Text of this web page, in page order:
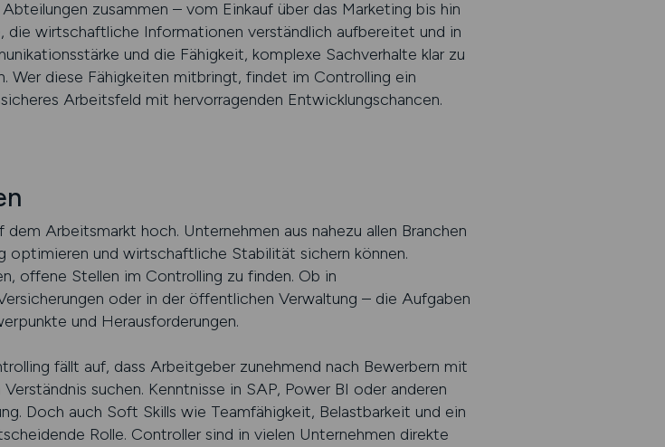
zusammen – vom Einkauf über das Marketing bis hin
die wirtschaftliche Informationen verständlich aufbereitet und in
und die Fähigkeit, komplexe Sachverhalte klar zu
Wer diese Fähigkeiten mitbringt, findet im Controlling ein
Arbeitsfeld mit hervorragenden Entwicklungschancen.
Arbeitsmarkt hoch. Unternehmen aus nahezu allen Branchen
optimieren und wirtschaftliche Stabilität sichern können.
offene Stellen im Controlling zu finden. Ob in
oder in der öffentlichen Verwaltung – die Aufgaben
und Herausforderungen.
fällt auf, dass Arbeitgeber zunehmend nach Bewerbern mit
suchen. Kenntnisse in SAP, Power BI oder anderen
Doch auch Soft Skills wie Teamfähigkeit, Belastbarkeit und ein
Rolle. Controller sind in vielen Unternehmen direkte